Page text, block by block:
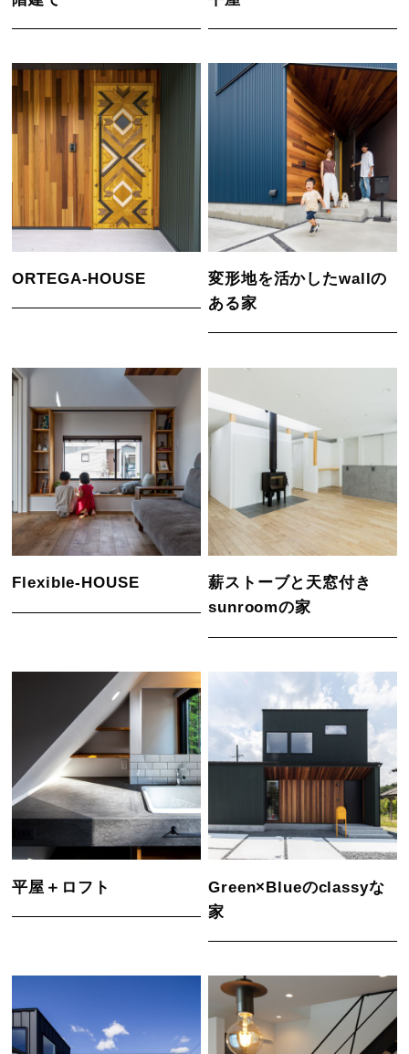
ORTEGA-HOUSE
変形地を活かしたwallの
ある家
Flexible-HOUSE
薪ストーブと天窓付き
sunroomの家
平屋＋ロフト
Green×Blueのclassyな
家